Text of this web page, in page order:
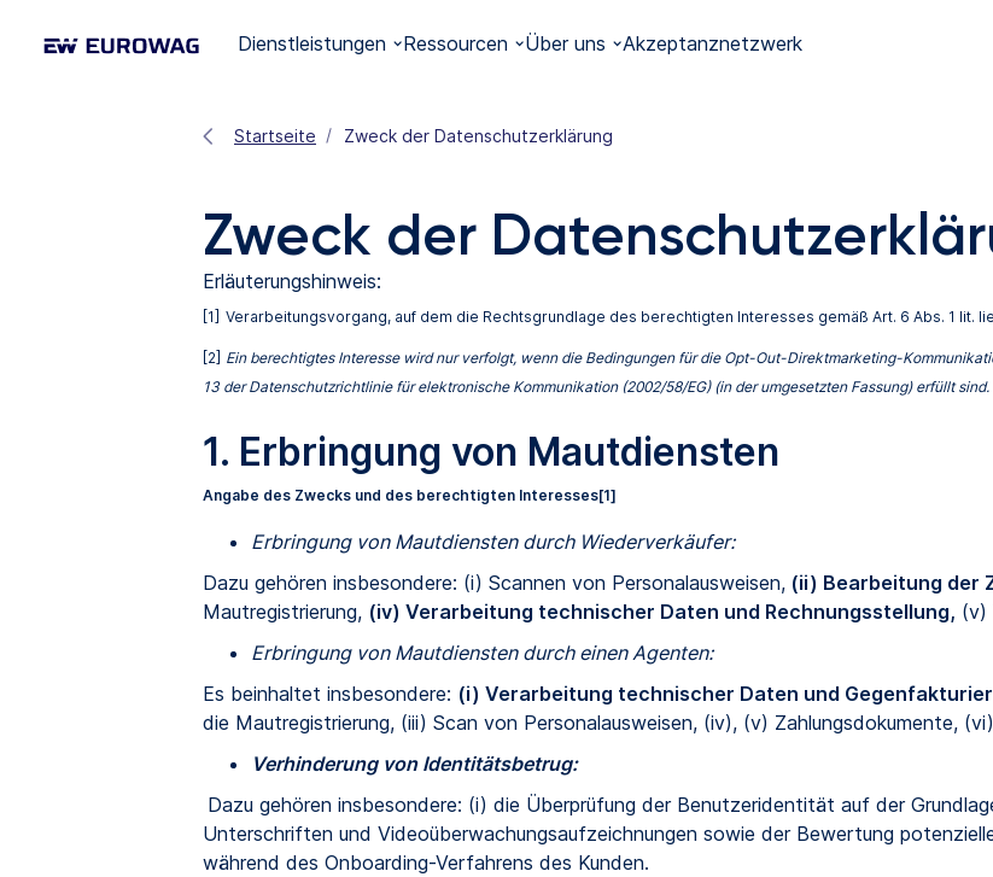
Dienstleistungen Ressourcen Über uns Akzeptanznetzwerk
Startseite Zweck der Datenschutzerklärung
Zweck der
Erläuterungshinweis:
[1] Verarbeitungsvorgang, auf dem die Rechtsgrundlage des berechtigten Interesses gemäß Art. 6 Abs. 1 lit.
[2] Ein berechtigtes Interesse wird nur verfolgt, wenn die Bedingungen für die Opt-Out-Direktmarketing-
13 der Datenschutzrichtlinie für elektronische Kommunikation (2002/58/EG) (in der umgesetzten Fassung) erfüllt
1. Erbringung von Mautdiensten
Angabe des Zwecks und des berechtigten Interesses[1]
Erbringung von Mautdiensten durch Wiederverkäufer:
Dazu gehören insbesondere: (i) Scannen von Personalausweisen, (ii) Bearbeitung der
Mautregistrierung, (iv) Verarbeitung technischer Daten und Rechnungsstellung, (v)
Erbringung von Mautdiensten durch einen Agenten:
Es beinhaltet insbesondere: (i) Verarbeitung technischer Daten und
die Mautregistrierung, (iii) Scan von Personalausweisen, (iv), (v) Zahlungsdokumente,
Verhinderung von Identitätsbetrug:
Dazu gehören insbesondere: (i) die Überprüfung der Benutzeridentität auf der
Unterschriften und Videoüberwachungsaufzeichnungen sowie der Bewertung
während des Onboarding-Verfahrens des Kunden.